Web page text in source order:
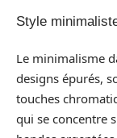
Style
Le minimalisme
designs épurés,
touches
qui se concentre